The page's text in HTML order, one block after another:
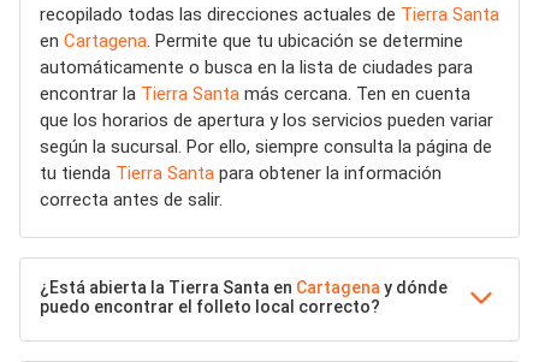
recopilado todas las direcciones actuales de Tierra Santa
en Cartagena. Permite que tu ubicación se determine
automáticamente o busca en la lista de ciudades para
encontrar la Tierra Santa más cercana. Ten en cuenta
que los horarios de apertura y los servicios pueden variar
según la sucursal. Por ello, siempre consulta la página de
tu tienda Tierra Santa para obtener la información
correcta antes de salir.
¿Está abierta la Tierra Santa en Cartagena y dónde
puedo encontrar el folleto local correcto?